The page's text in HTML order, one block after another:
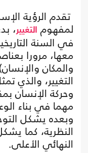
تقدم الرؤية
لمفهوم التغيير ،
في السنة
معها، مرورا
والمكان
التغيير، والذي
وحركة الإنسان
مهما في بناء
وبعده يشكل
النظرية، كما
النهائي الأعلى.